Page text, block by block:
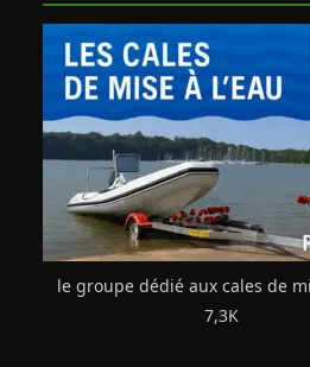
le groupe dédié aux cales de
7,3K